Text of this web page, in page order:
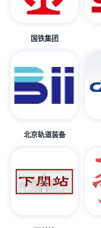
国铁集团
北京轨道装备